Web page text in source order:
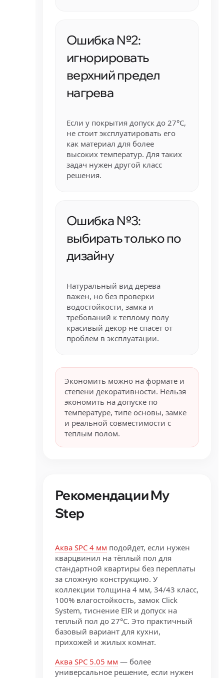
Ошибка №2:
игнорировать
верхний предел
нагрева
Если у покрытия допуск до 27°C,
не стоит эксплуатировать его
как материал для более
высоких температур. Для таких
задач нужен другой класс
решения.
Ошибка №3:
выбирать только по
дизайну
Натуральный вид дерева
важен, но без проверки
водостойкости, замка и
требований к теплому полу
красивый декор не спасет от
проблем в эксплуатации.
Экономить можно на формате и
степени декоративности. Нельзя
экономить на допуске по
температуре, типе основы, замке
и реальной совместимости с
теплым полом.
Рекомендации My
Step
Аква SPC 4 мм подойдет, если нужен
кварцвинил на тёплый пол для
стандартной квартиры без переплаты
за сложную конструкцию. У
коллекции толщина 4 мм, 34/43 класс,
100% влагостойкость, замок Click
System, тиснение EIR и допуск на
теплый пол до 27°C. Это практичный
базовый вариант для кухни,
прихожей и жилых комнат.
Аква SPC 5.05 мм — более
универсальное решение, если нужен